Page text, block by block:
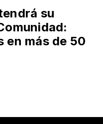
su
en más de 50